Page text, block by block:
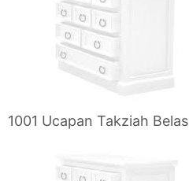
1001 Ucapan Takziah